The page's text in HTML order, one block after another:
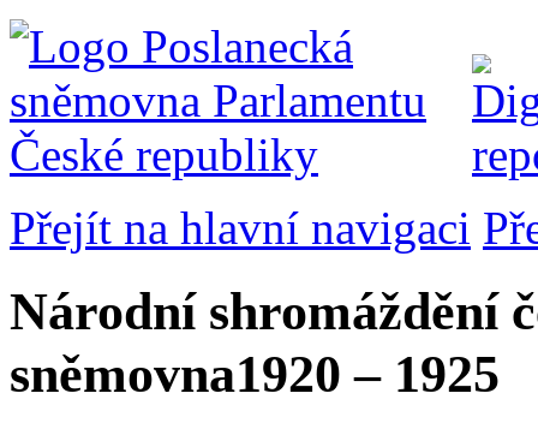
Přejít na hlavní navigaci
Národní shromáždění
sněmovna1920 – 1925